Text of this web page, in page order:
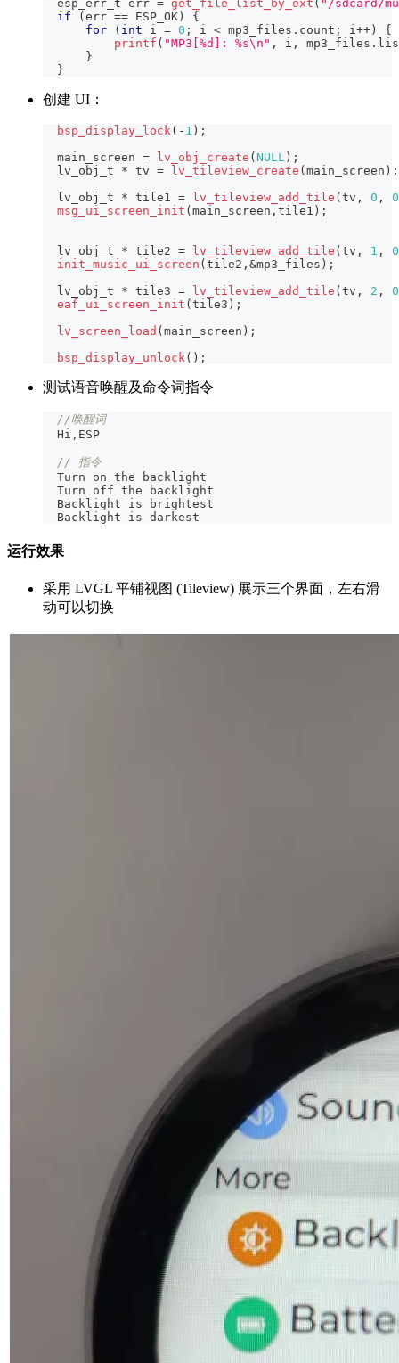
  esp_err_t err
= get_file_list_by_ext ( "/sdcard/
if
( err == ESP_OK )
{
for
( int i = 0 ; i < mp3_files . count ; i ++ )
{
printf ( "MP3[%d]: %s\n" , i , mp3_files .
}
}
创建 UI：
bsp_display_lock ( - 1 ) ;
  main_screen
= lv_obj_create ( NULL ) ;
  lv_obj_t
* tv = lv_tileview_create ( main_screen ) ;
  lv_obj_t
* tile1 = lv_tileview_add_tile ( tv , 0 ,
0
msg_ui_screen_init ( main_screen , tile1 ) ;
  lv_obj_t
* tile2 = lv_tileview_add_tile ( tv , 1 ,
0
init_music_ui_screen ( tile2 , &mp3_files ) ;
  lv_obj_t
* tile3 = lv_tileview_add_tile ( tv , 2 ,
0
eaf_ui_screen_init ( tile3 ) ;
lv_screen_load ( main_screen ) ;
bsp_display_unlock ( ) ;
测试语音唤醒及命令词指令
//唤醒词
  Hi
, ESP
// 指令
  Turn on the backlight
  Turn off the backlight
  Backlight is brightest
  Backlight is darkest
运行效果
采用 LVGL 平铺视图 (Tileview) 展示三个界面，左右滑
动可以切换